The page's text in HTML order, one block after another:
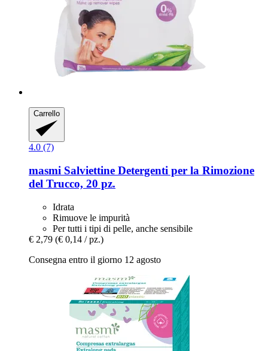
Carrello
4.0 (7)
masmi Salviettine Detergenti per la Rimozione
del Trucco, 20 pz.
Idrata
Rimuove le impurità
Per tutti i tipi di pelle, anche sensibile
€ 2,79 (€ 0,14 / pz.)
Consegna entro il giorno 12 agosto